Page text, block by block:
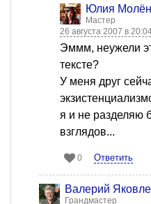
Юлия
Мастер
26 августа 2007 в
Эммм, неужели
тексте?
У меня друг
я и не разделяю
взглядов...
0 Ответить
Валерий
Грандмастер